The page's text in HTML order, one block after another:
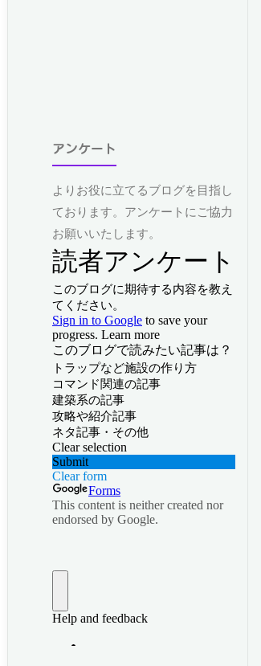
アンケート
よりお役に立てるブログを目指し
ております。アンケートにご協力
お願いいたします。